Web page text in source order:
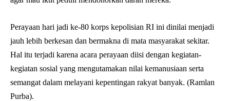
Perayaan hari jadi ke-80 korps kepolisian RI ini dinilai menjadi
jauh lebih berkesan dan bermakna di mata masyarakat sekitar.
Hal itu terjadi karena acara perayaan diisi dengan kegiatan-
kegiatan sosial yang mengutamakan nilai kemanusiaan serta
semangat dalam melayani kepentingan rakyat banyak. (Ramlan
Purba).